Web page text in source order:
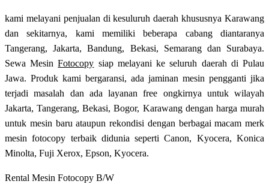
kami melayani penjualan di kesuluruh daerah khususnya Karawang
dan sekitarnya, kami memiliki beberapa cabang diantaranya
Tangerang, Jakarta, Bandung, Bekasi, Semarang dan Surabaya.
Sewa MesinFotocopy siap melayani ke seluruh daerah di Pulau
Jawa. Produk kami bergaransi, ada jaminan mesin pengganti jika
terjadi masalah dan ada layanan free ongkirnya untuk wilayah
Jakarta, Tangerang, Bekasi, Bogor, Karawang dengan harga murah
untuk mesin baru ataupun rekondisi dengan berbagai macam merk
mesin fotocopy terbaik didunia seperti Canon, Kyocera, Konica
Minolta, Fuji Xerox, Epson, Kyocera.
Rental Mesin Fotocopy B/W